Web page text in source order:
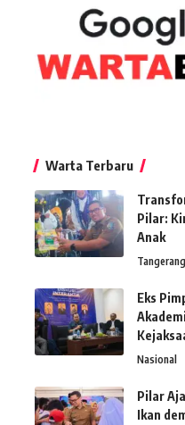
Warta Terbaru
Pilar:
Anak
Eks
Nasional
Pilar
Ikan